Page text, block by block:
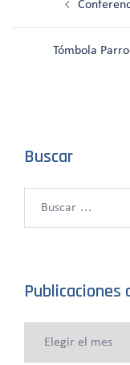
Tómbola
Buscar
Publicaciones